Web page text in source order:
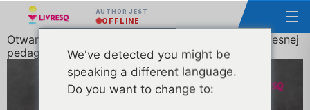
AUTHOR JEST
OFFLINE
Otwarte zasoby edukacyjne w kontekście nowoczesnej
pedagogiki cyfrowej: rola, wpływ i standaryzacja
We've detected you might be
speaking a different language.
Do you want to change to: